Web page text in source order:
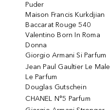
Puder
Maison Francis Kurkdjian
Baccarat Rouge 540
Valentino Born In Roma
Donna
Giorgio Armani Si Parfum
Jean Paul Gaultier Le Male
Le Parfum
Douglas Gutschein
CHANEL N°5 Parfum